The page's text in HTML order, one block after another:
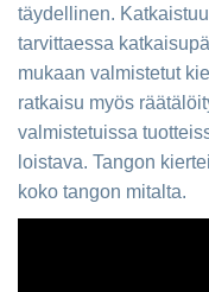
täydellinen.
tarvittaessa
mukaan valmistetut
ratkaisu myös
valmistetuissa
loistava. Tangon
koko tangon mitalta.